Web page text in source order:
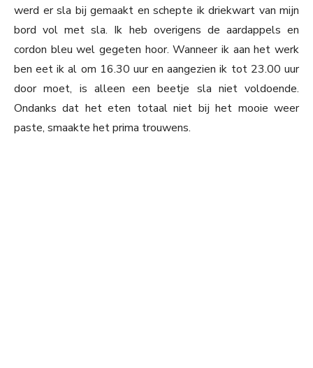
werd er sla bij gemaakt en schepte ik driekwart van mijn
bord vol met sla. Ik heb overigens de aardappels en
cordon bleu wel gegeten hoor. Wanneer ik aan het werk
ben eet ik al om 16.30 uur en aangezien ik tot 23.00 uur
door moet, is alleen een beetje sla niet voldoende.
Ondanks dat het eten totaal niet bij het mooie weer
paste, smaakte het prima trouwens.